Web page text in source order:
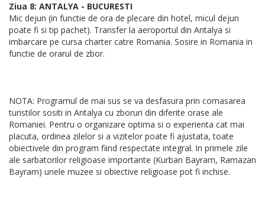
Ziua 8: ANTALYA - BUCURESTI
Mic dejun (in functie de ora de plecare din hotel, micul dejun
poate fi si tip pachet). Transfer la aeroportul din Antalya si
imbarcare pe cursa charter catre Romania. Sosire in Romania in
functie de orarul de zbor.
NOTA: Programul de mai sus se va desfasura prin comasarea
turistilor sositi in Antalya cu zboruri din diferite orase ale
Romaniei. Pentru o organizare optima si o experienta cat mai
placuta, ordinea zilelor si a vizitelor poate fi ajustata, toate
obiectivele din program fiind respectate integral. In primele zile
ale sarbatorilor religioase importante (Kurban Bayram, Ramazan
Bayram) unele muzee si obiective religioase pot fi inchise.